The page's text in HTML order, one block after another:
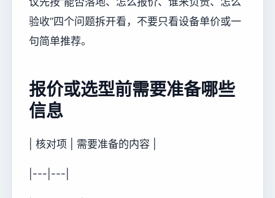
验收”四个问题拆开看，不要只看设备单价或一
句简单推荐。
报价或选型前需要准备哪些
信息
| 核对项 | 需要准备的内容 |
|---|---|